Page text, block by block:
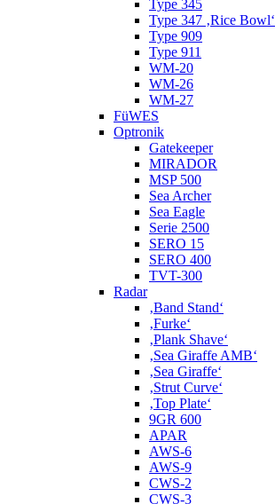
Type 345
Type 347 ‚Rice Bowl‘
Type 909
Type 911
WM-20
WM-26
WM-27
FüWES
Optronik
Gatekeeper
MIRADOR
MSP 500
Sea Archer
Sea Eagle
Serie 2500
SERO 15
SERO 400
TVT-300
Radar
‚Band Stand‘
‚Furke‘
‚Plank Shave‘
‚Sea Giraffe AMB‘
‚Sea Giraffe‘
‚Strut Curve‘
‚Top Plate‘
9GR 600
APAR
AWS-6
AWS-9
CWS-2
CWS-3